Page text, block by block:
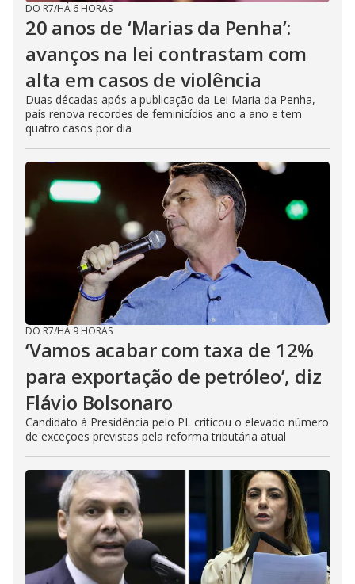
DO R7/HÁ 6 HORAS
20 anos de ‘Marias da Penha’:
avanços na lei contrastam com
alta em casos de violência
Duas décadas após a publicação da Lei Maria da Penha,
país renova recordes de feminicídios ano a ano e tem
quatro casos por dia
DO R7/HÁ 9 HORAS
‘Vamos acabar com taxa de 12%
para exportação de petróleo’, diz
Flávio Bolsonaro
Candidato à Presidência pelo PL criticou o elevado número
de exceções previstas pela reforma tributária atual